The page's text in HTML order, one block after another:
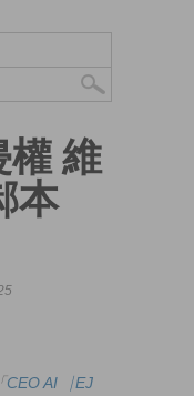
權 維
本
CEO AI⎹ EJ